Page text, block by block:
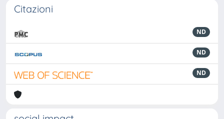
Citazioni
ND
ND
ND